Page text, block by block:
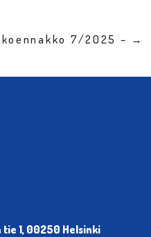
7/2025 – →
1, 00250 Helsinki